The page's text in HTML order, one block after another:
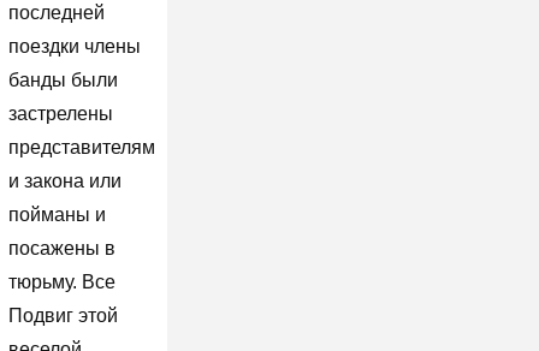
последней
поездки члены
банды были
застрелены
представителям
и закона или
пойманы и
посажены в
тюрьму. Все
Подвиг этой